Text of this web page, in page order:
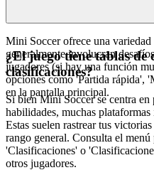
Mini Soccer ofrece una
generalmente involucran
jugadores (si hay una función
opciones como 'Partida rápida',
en la pantalla principal.
¿El juego tiene tablas de
clasificaciones?
Si bien Mini Soccer se centra en
habilidades, muchas
Estas suelen rastrear tus
rango general. Consulta el
'Clasificaciones' o
otros jugadores.